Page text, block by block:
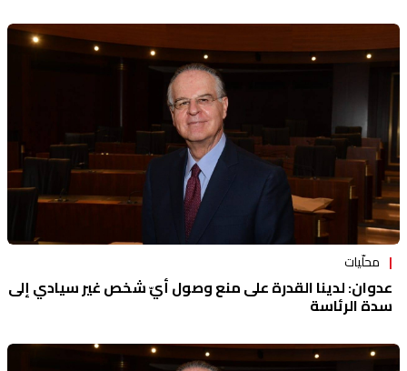
محلّيات
عدوان: لدينا القدرة على منع وصول أيّ شخص غير سيادي إلى
سدة الرئاسة